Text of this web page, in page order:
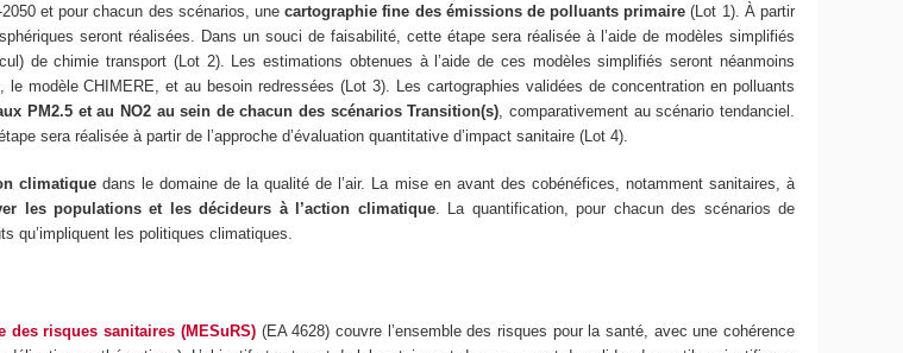
et pour chacun des scénarios, unecartographie fine des émissions de polluants primaire (Lot 1). À partir
seront réalisées. Dans un souci de faisabilité, cette étape sera réalisée à l’aide de modèles simplifiés
de chimie transport (Lot 2). Les estimations obtenues à l’aide de ces modèles simplifiés seront néanmoins
modèle CHIMERE, et au besoin redressées (Lot 3). Les cartographies validées de concentration en polluants
PM2.5 et au NO2 au sein de chacun des scénarios Transition(s) , comparativement au scénario tendanciel.
sera réalisée à partir de l’approche d’évaluation quantitative d’impact sanitaire (Lot 4).
climatiquedans le domaine de la qualité de l’air. La mise en avant des cobénéfices, notamment sanitaires, à
les populations et les décideurs à l’action climatique. La quantification, pour chacun des scénarios de
qu’impliquent les politiques climatiques.
risques sanitaires (MESuRS) (EA 4628) couvre l’ensemble des risques pour la santé, avec une cohérence